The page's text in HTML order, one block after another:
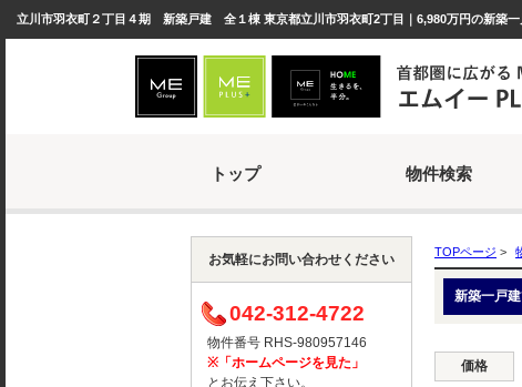
立川市羽衣町２丁目４期 新築戸建 全１棟 東京都立川市羽衣町2丁目｜6,980万円の新築一
トップ 物件検索
TOPページ >
新築一戸
価格
お気軽にお問い合わせください
042-312-4722
物件番号 RHS-980957146
※「ホームページを見た」
とお伝え下さい。